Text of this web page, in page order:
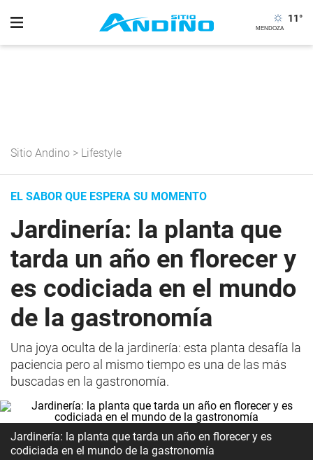
11°
Sitio Andino > Lifestyle
EL SABOR QUE ESPERA SU MOMENTO
Jardinería: la planta que
tarda un año en florecer y
es codiciada en el mundo
de la gastronomía
Una joya oculta de la jardinería: esta planta desafía la
paciencia pero al mismo tiempo es una de las más
buscadas en la gastronomía.
Jardinería: la planta que tarda un año en florecer y es
codiciada en el mundo de la gastronomía